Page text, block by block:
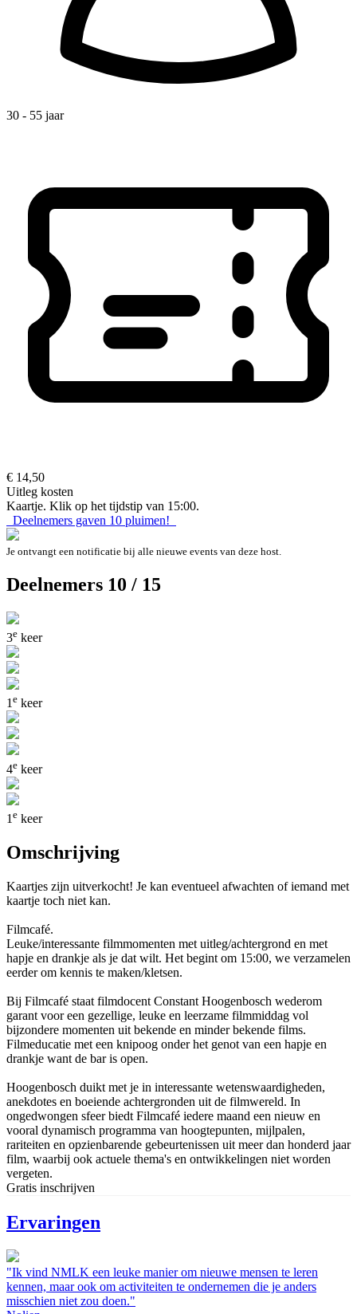
30 - 55 jaar
€ 14,50
Uitleg kosten
Kaartje. Klik op het tijdstip van 15:00.
Deelnemers gaven 10 pluimen!
Je ontvangt een notificatie bij alle nieuwe events van deze host.
Deelnemers 10 / 15
3e keer
1 e keer
4e keer
1 e keer
Omschrijving
Kaartjes zijn uitverkocht! Je kan eventueel afwachten of iemand met
kaartje toch niet kan.
Filmcafé.
Leuke/interessante filmmomenten met uitleg/achtergrond en met
hapje en drankje als je dat wilt. Het begint om 15:00, we verzamelen
eerder om kennis te maken/kletsen.
Bij Filmcafé staat filmdocent Constant Hoogenbosch wederom
garant voor een gezellige, leuke en leerzame filmmiddag vol
bijzondere momenten uit bekende en minder bekende films.
Filmeducatie met een knipoog onder het genot van een hapje en
drankje want de bar is open.
Hoogenbosch duikt met je in interessante wetenswaardigheden,
anekdotes en boeiende achtergronden uit de filmwereld. In
ongedwongen sfeer biedt Filmcafé iedere maand een nieuw en
vooral dynamisch programma van hoogtepunten, mijlpalen,
rariteiten en opzienbarende gebeurtenissen uit meer dan honderd jaar
film, waarbij ook actuele thema's en ontwikkelingen niet worden
vergeten.
Gratis inschrijven
Ervaringen
"Ik vind NMLK een leuke manier om nieuwe mensen te leren
kennen, maar ook om activiteiten te ondernemen die je anders
misschien niet zou doen."